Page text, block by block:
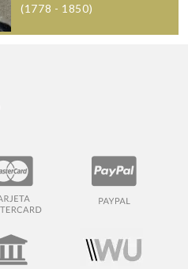
(1778 - 1850)